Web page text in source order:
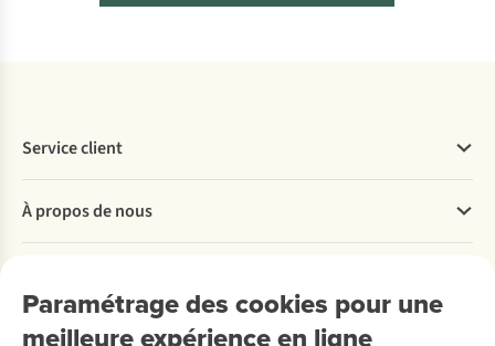
Paramétrage des cookies pour une
meilleure expérience en ligne
Service client
Commander
Payer
Retourner
Rétractation d'une commande
À propos de nous
Entreprise responsable
À propos d’Ayacucho
Location / Location sports d’hiver
Découvrez